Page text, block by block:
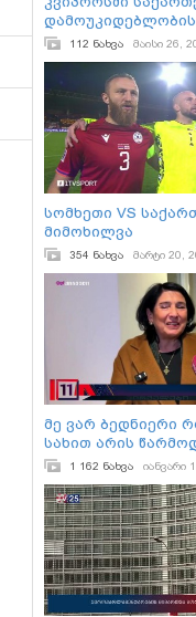
დაკავშირებით
ექსპონატი -
მიერ
ხატისთვის
და კვიპროსში
ისტორიული
წარმოადგინეს
112 ნახვა მაისი 26,
სომხეთი VS
მიმოხილვა
354 ნახვა მარტი 20,
მე ვარ ბედნიერი
სახით არის
საქართველო
ზურაბიშვილი
1 162 ნახვა იანვარი